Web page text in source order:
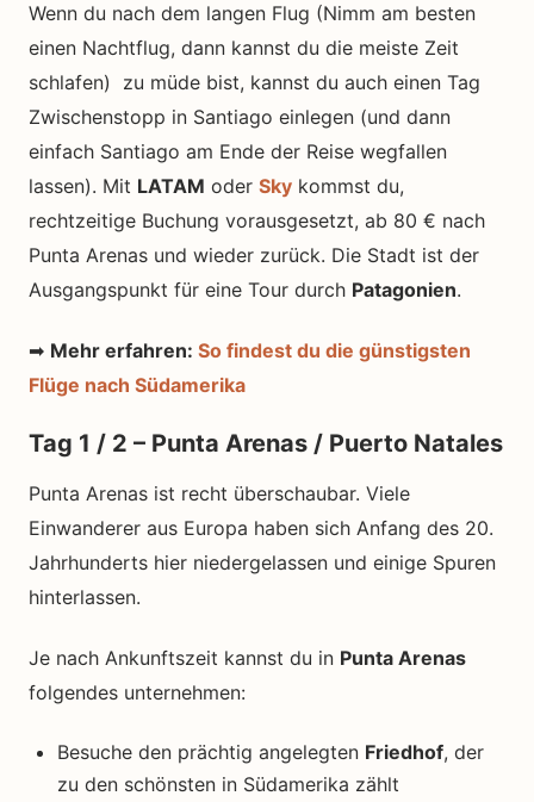
Wenn du nach dem langen Flug (Nimm am besten
einen Nachtflug, dann kannst du die meiste Zeit
schlafen) zu müde bist, kannst du auch einen Tag
Zwischenstopp in Santiago einlegen (und dann
einfach Santiago am Ende der Reise wegfallen
lassen). Mit LATAM oder Sky kommst du,
rechtzeitige Buchung vorausgesetzt, ab 80 € nach
Punta Arenas und wieder zurück. Die Stadt ist der
Ausgangspunkt für eine Tour durch Patagonien.
➡ Mehr erfahren: So findest du die günstigsten
Flüge nach Südamerika
Tag 1 / 2 – Punta Arenas / Puerto Natales
Punta Arenas ist recht überschaubar. Viele
Einwanderer aus Europa haben sich Anfang des 20.
Jahrhunderts hier niedergelassen und einige Spuren
hinterlassen.
Je nach Ankunftszeit kannst du in Punta Arenas
folgendes unternehmen:
Besuche den prächtig angelegten Friedhof, der
zu den schönsten in Südamerika zählt